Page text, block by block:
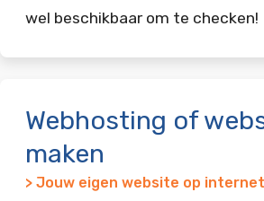
wel beschikbaar om te checken!
Webhosting of
maken
> Jouw eigen website op internet